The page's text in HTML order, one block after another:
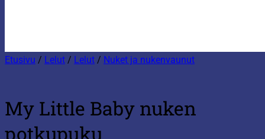
Etusivu / Lelut / Lelut / Nuket ja nukenvaunut
My Little Baby nuken
potkupuku